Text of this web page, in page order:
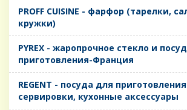
PROFF CUISINE - фарфор (тарелки,
кружки)
PYREX - жаропрочное стекло и
приготовления-Франция
REGENT - посуда для
сервировки, кухонные аксессуары